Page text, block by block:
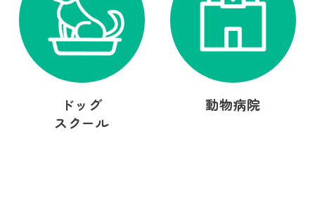
ドッグ
スクール
動物病院